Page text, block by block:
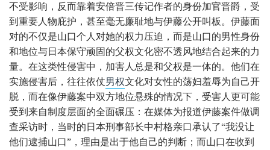
不受影响，反而靠着安倍晋三传记作者的身份加官晋爵，受
到重要人物庇护，甚至毫无廉耻地与伊藤公开叫板。伊藤面
对的不仅是山口个人对她的权力压迫，而是山口的男性身份
和地位与日本保守顽固的父权文化密不透风地结合起来的力
量。在这类性侵害中，加害人总是和父权是一体的。他们在
实施侵害后，往往依仗男权文化对女性的荡妇羞辱为自己开
脱，而在像伊藤案中双方地位悬殊的情况下，受害人更可能
受到来自制度层面的全面碾压：在媒体为报道伊藤案件做调
查采访时，当时的日本刑事部长中村格亲口承认了“我没让
他们逮捕山口”，理由是出于他自己的判断；而山口在收到